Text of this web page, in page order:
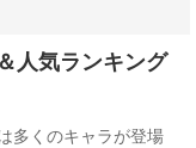
人気ランキング
多くのキャラが登場